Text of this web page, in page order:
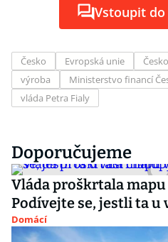
Vstoupit do
Česko Evropská unie
výroba
Ministerstvo financí
vláda Petra Fialy
Doporučujeme
Vláda proškrtala
Podívejte se, jestli ta u
Domácí